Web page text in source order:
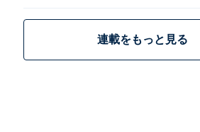
連載をもっと見る